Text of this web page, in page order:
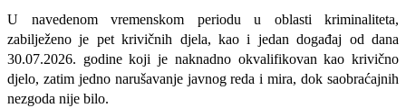
U navedenom vremenskom periodu u oblasti kriminaliteta,
zabilježeno je pet krivičnih djela, kao i jedan događaj od dana
30.07.2026. godine koji je naknadno okvalifikovan kao krivično
djelo, zatim jedno narušavanje javnog reda i mira, dok saobraćajnih
nezgoda nije bilo.